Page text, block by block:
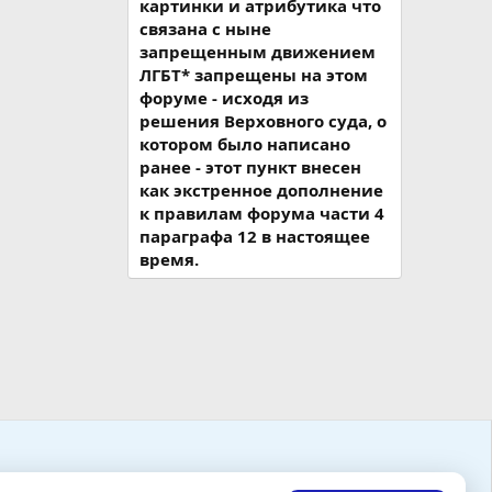
картинки и атрибутика что
связана с ныне
запрещенным движением
ЛГБТ* запрещены на этом
форуме - исходя из
решения Верховного суда, о
котором было написано
ранее - этот пункт внесен
как экстренное дополнение
к правилам форума части 4
параграфа 12 в настоящее
время.